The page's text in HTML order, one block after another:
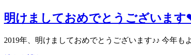
明けましておめでとうございま
2019年、明けましておめでとうございます♪♪ 今年も